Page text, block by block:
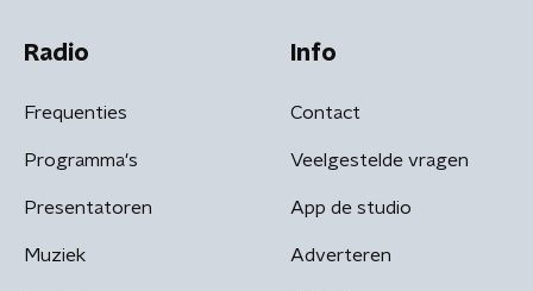
Radio
Frequenties
Programma's
Presentatoren
Muziek
Info
Contact
Veelgestelde vragen
App de studio
Adverteren